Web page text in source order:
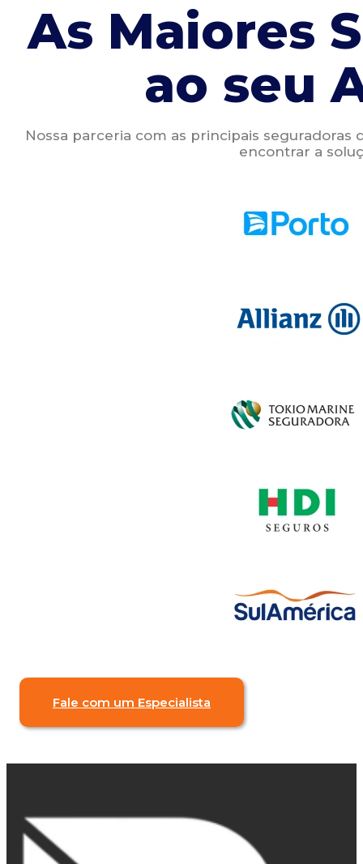
As Maiores
ao seu
Nossa parceria com as principais
encontrar a
Fale com um Especialista